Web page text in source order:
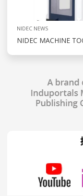
NIDEC NEWS
NIDEC MACHINE